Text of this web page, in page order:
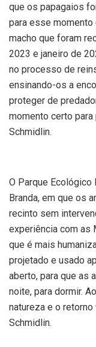
que os papagaios
para esse momento
macho que foram
2023 e janeiro de
no processo de
ensinando-os a
proteger de
momento certo
Schmidlin.
O Parque
Branda, em que os
recinto sem
experiência com as
que é mais
projetado e usado
aberto, para que as
noite, para dormir.
natureza e o
Schmidlin.